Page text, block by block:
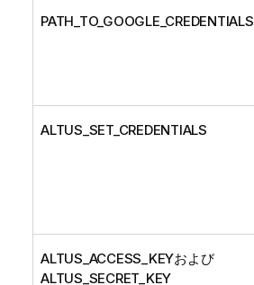
PATH_TO_GOOGLE_CREDENTIALS
ALTUS_SET_CREDENTIALS
ALTUS_ACCESS_KEYおよび
ALTUS_SECRET_KEY